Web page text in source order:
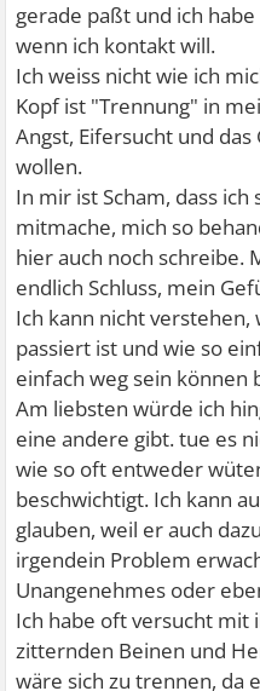
gerade paßt und ich
wenn ich kontakt will.
Ich weiss nicht wie ich
Kopf ist "Trennung" in
Angst, Eifersucht und
wollen.
In mir ist Scham, dass
mitmache, mich so
hier auch noch schreibe.
endlich Schluss, mein
Ich kann nicht
passiert ist und wie so
einfach weg sein können
Am liebsten würde ich
eine andere gibt. tue es
wie so oft entweder
beschwichtigt. Ich kann
glauben, weil er auch
irgendein Problem
Unangenehmes oder
Ich habe oft versucht mit
zitternden Beinen und
wäre sich zu trennen, da